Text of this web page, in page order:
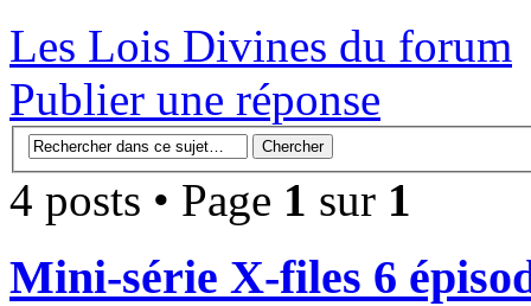
Les Lois Divines du forum
Publier une réponse
4 posts • Page 1 sur 1
Mini-série X-files 6